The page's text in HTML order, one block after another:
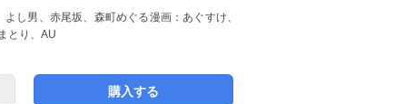
し男、赤尾坂、森町めぐる漫画：あぐすけ、
とり、AU
購入する